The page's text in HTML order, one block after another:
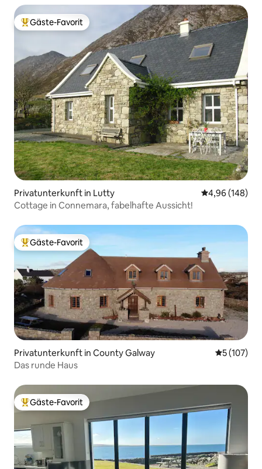
Beliebter Gäste-Favorit.
Gäste-Favorit
Privatunterkunft in Lutty
4,96 (148)
Cottage in Connemara, fabelhafte Aussicht!
Beliebter Gäste-Favorit.
Gäste-Favorit
Privatunterkunft in County Galway
5 (107)
Das runde Haus
Beliebter Gäste-Favorit.
Gäste-Favorit